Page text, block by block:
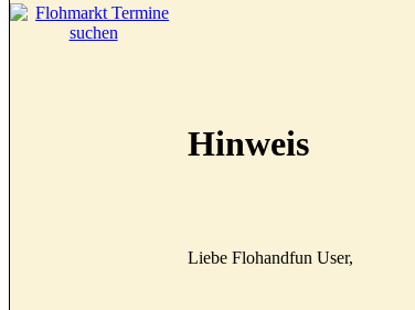
Hinweis
Liebe Flohandfun User,